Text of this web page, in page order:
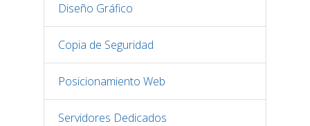
Diseño Gráfico
Copia de Seguridad
Posicionamiento Web
Servidores Dedicados